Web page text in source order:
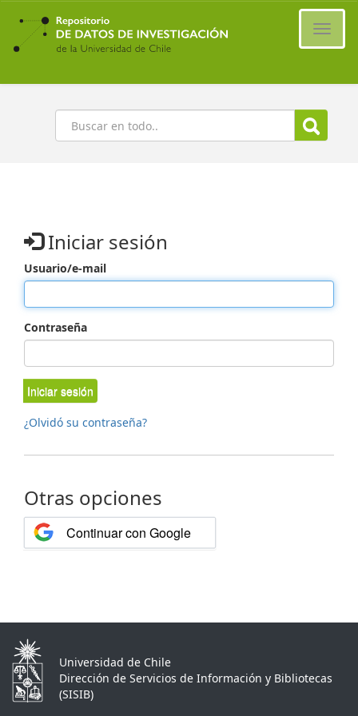
Ir
contenido
principal
Buscar
Iniciar sesión
Usuario/e-mail
Contraseña
Iniciar sesión
¿Olvidó su contraseña?
Otras opciones
Continuar con Google
Universidad de Chile
Dirección de Servicios de Información y Bibliotecas
(SISIB)